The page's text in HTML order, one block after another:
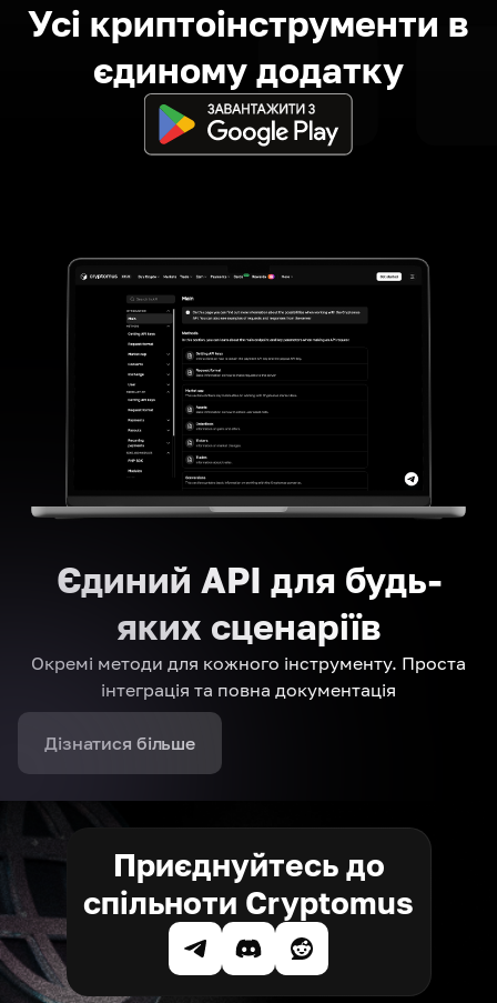
Усі криптоінструменти в
єдиному додатку
Єдиний API для будь-
яких сценаріїв
Окремі методи для кожного інструменту. Проста
інтеграція та повна документація
Дізнатися більше
Приєднуйтесь до
спільноти Cryptomus